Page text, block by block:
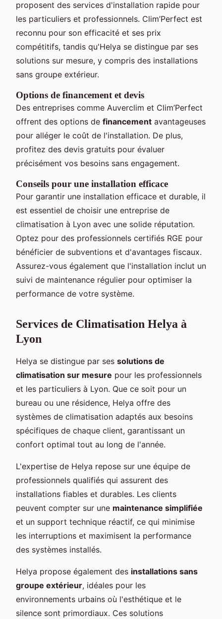
proposent des services d'installation rapide pour
les particuliers et professionnels. Clim’Perfect est
reconnu pour son efficacité et ses prix
compétitifs, tandis qu'Helya se distingue par ses
solutions sur mesure, y compris des installations
sans groupe extérieur.
Options de financement et devis
Des entreprises comme Auverclim et Clim’Perfect
offrent des options de financement avantageuses
pour alléger le coût de l'installation. De plus,
profitez des devis gratuits pour évaluer
précisément vos besoins sans engagement.
Conseils pour une installation efficace
Pour garantir une installation efficace et durable, il
est essentiel de choisir une entreprise de
climatisation à Lyon avec une solide réputation.
Optez pour des professionnels certifiés RGE pour
bénéficier de subventions et d'avantages fiscaux.
Assurez-vous également que l'installation inclut un
suivi de maintenance régulier pour optimiser la
performance de votre système.
Services de Climatisation Helya à
Lyon
Helya se distingue par ses solutions de
climatisation sur mesure pour les professionnels
et les particuliers à Lyon. Que ce soit pour un
bureau ou une résidence, Helya offre des
systèmes de climatisation adaptés aux besoins
spécifiques de chaque client, garantissant un
confort optimal tout au long de l'année.
L'expertise de Helya repose sur une équipe de
professionnels qualifiés qui assurent des
installations fiables et durables. Les clients
peuvent compter sur une maintenance simplifiée
et un support technique réactif, ce qui minimise
les interruptions et maximisent la performance
des systèmes installés.
Helya propose également des installations sans
groupe extérieur, idéales pour les
environnements urbains où l'esthétique et le
silence sont primordiaux. Ces solutions